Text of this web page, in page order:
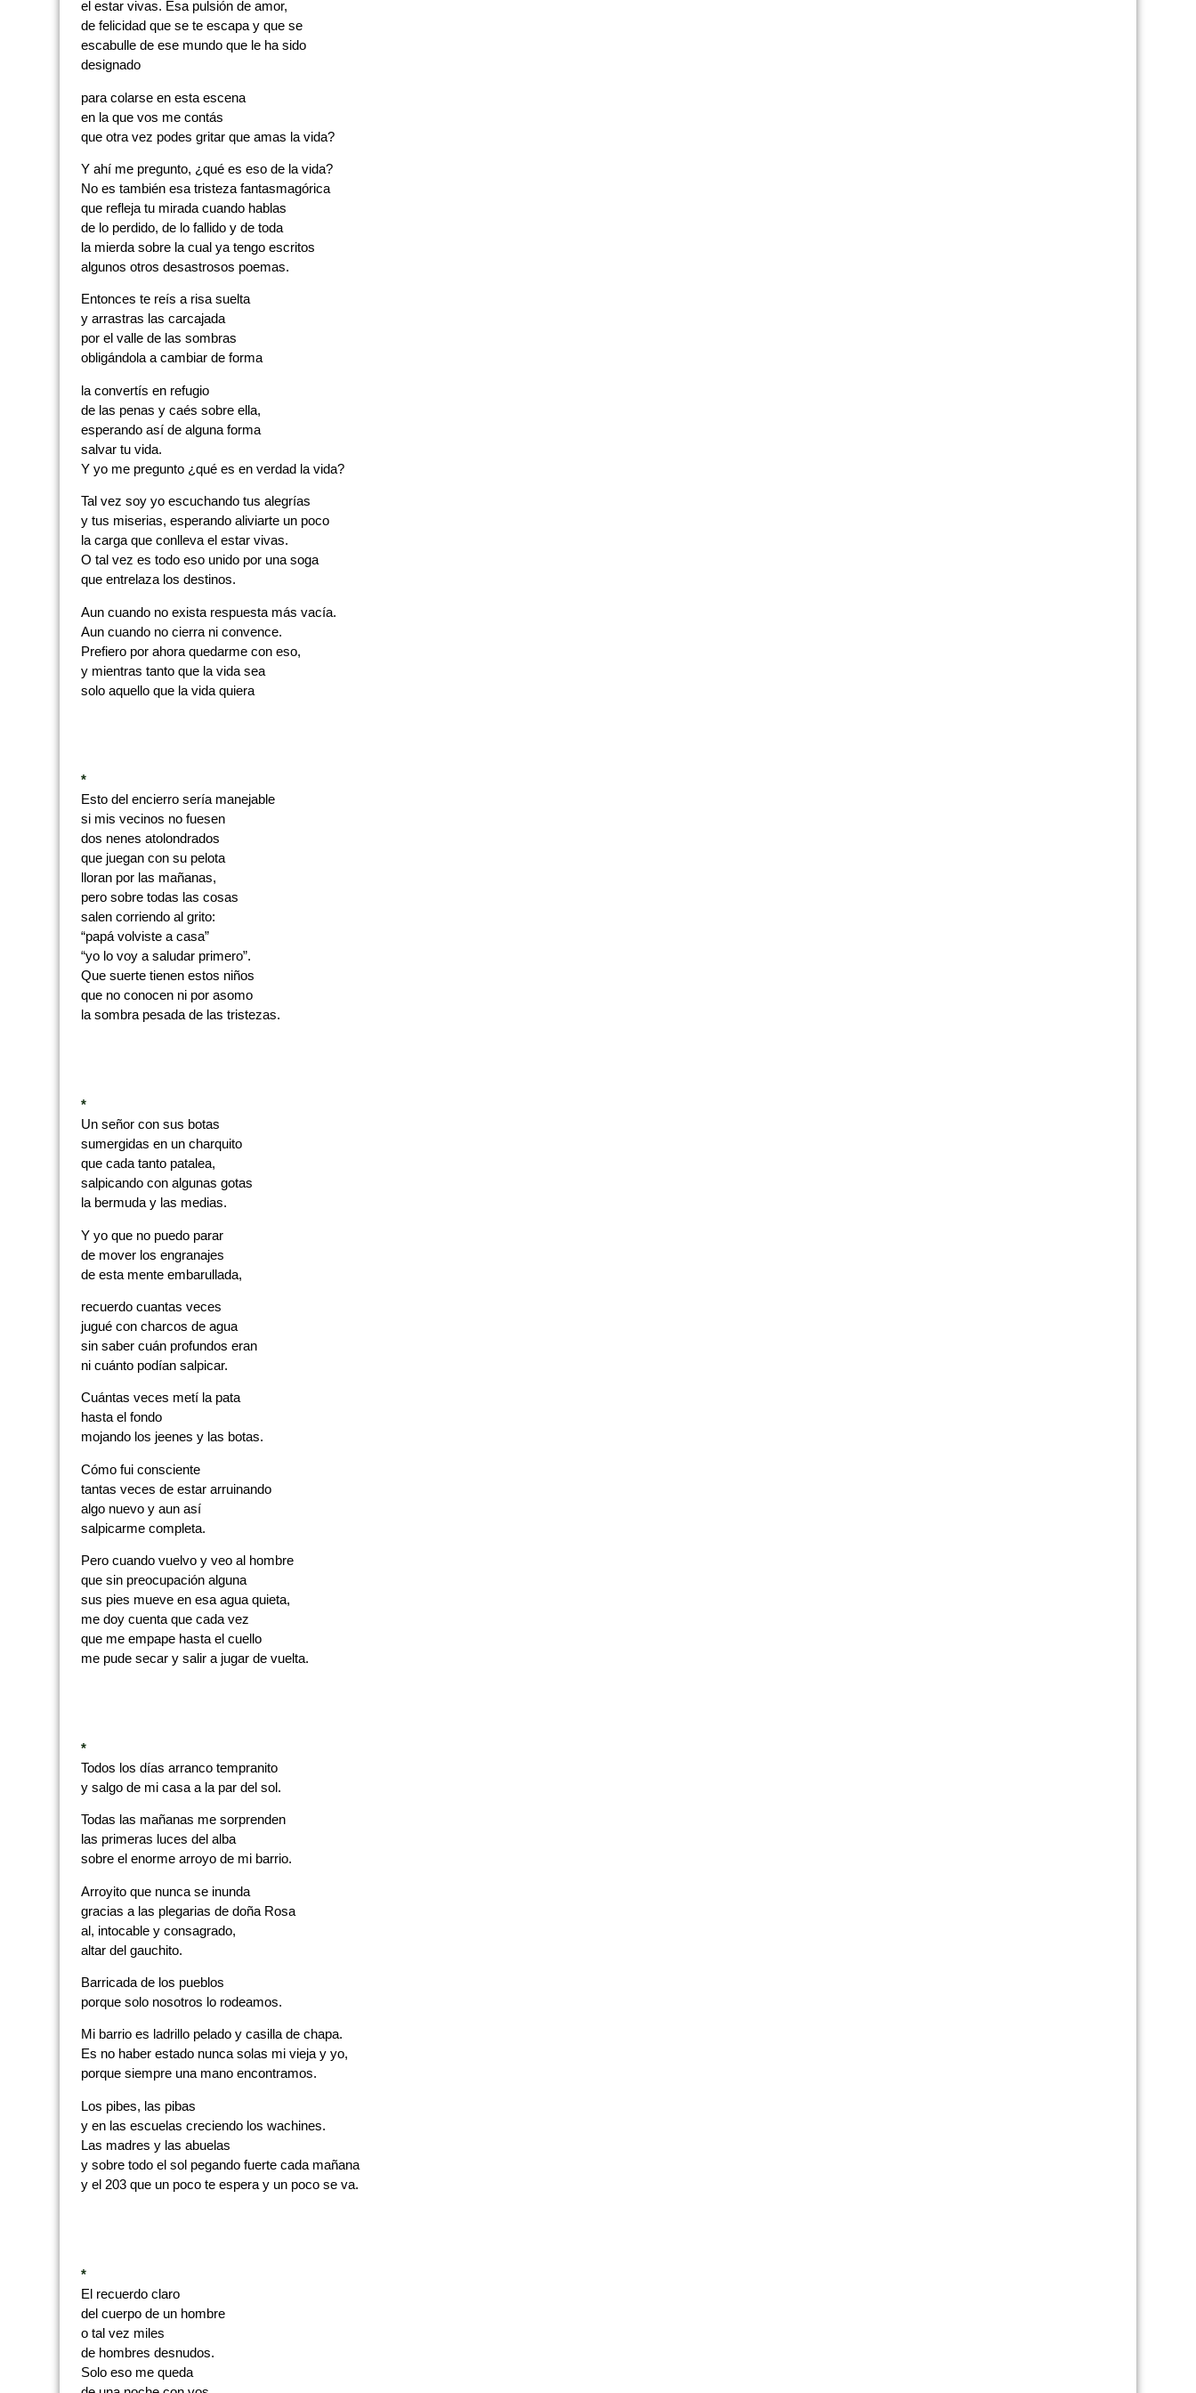
el estar vivas. Esa pulsión de amor,
de felicidad que se te escapa y que se
escabulle de ese mundo que le ha sido
designado
para colarse en esta escena
en la que vos me contás
que otra vez podes gritar que amas la vida?
Y ahí me pregunto, ¿qué es eso de la vida?
No es también esa tristeza fantasmagórica
que refleja tu mirada cuando hablas
de lo perdido, de lo fallido y de toda
la mierda sobre la cual ya tengo escritos
algunos otros desastrosos poemas.
Entonces te reís a risa suelta
y arrastras las carcajada
por el valle de las sombras
obligándola a cambiar de forma
la convertís en refugio
de las penas y caés sobre ella,
esperando así de alguna forma
salvar tu vida.
Y yo me pregunto ¿qué es en verdad la vida?
Tal vez soy yo escuchando tus alegrías
y tus miserias, esperando aliviarte un poco
la carga que conlleva el estar vivas.
O tal vez es todo eso unido por una soga
que entrelaza los destinos.
Aun cuando no exista respuesta más vacía.
Aun cuando no cierra ni convence.
Prefiero por ahora quedarme con eso,
y mientras tanto que la vida sea
solo aquello que la vida quiera
*
Esto del encierro sería manejable
si mis vecinos no fuesen
dos nenes atolondrados
que juegan con su pelota
lloran por las mañanas,
pero sobre todas las cosas
salen corriendo al grito:
“papá volviste a casa”
“yo lo voy a saludar primero”.
Que suerte tienen estos niños
que no conocen ni por asomo
la sombra pesada de las tristezas.
*
Un señor con sus botas
sumergidas en un charquito
que cada tanto patalea,
salpicando con algunas gotas
la bermuda y las medias.
Y yo que no puedo parar
de mover los engranajes
de esta mente embarullada,
recuerdo cuantas veces
jugué con charcos de agua
sin saber cuán profundos eran
ni cuánto podían salpicar.
Cuántas veces metí la pata
hasta el fondo
mojando los jeenes y las botas.
Cómo fui consciente
tantas veces de estar arruinando
algo nuevo y aun así
salpicarme completa.
Pero cuando vuelvo y veo al hombre
que sin preocupación alguna
sus pies mueve en esa agua quieta,
me doy cuenta que cada vez
que me empape hasta el cuello
me pude secar y salir a jugar de vuelta.
*
Todos los días arranco tempranito
y salgo de mi casa a la par del sol.
Todas las mañanas me sorprenden
las primeras luces del alba
sobre el enorme arroyo de mi barrio.
Arroyito que nunca se inunda
gracias a las plegarias de doña Rosa
al, intocable y consagrado,
altar del gauchito.
Barricada de los pueblos
porque solo nosotros lo rodeamos.
Mi barrio es ladrillo pelado y casilla de chapa.
Es no haber estado nunca solas mi vieja y yo,
porque siempre una mano encontramos.
Los pibes, las pibas
y en las escuelas creciendo los wachines.
Las madres y las abuelas
y sobre todo el sol pegando fuerte cada mañana
y el 203 que un poco te espera y un poco se va.
*
El recuerdo claro
del cuerpo de un hombre
o tal vez miles
de hombres desnudos.
Solo eso me queda